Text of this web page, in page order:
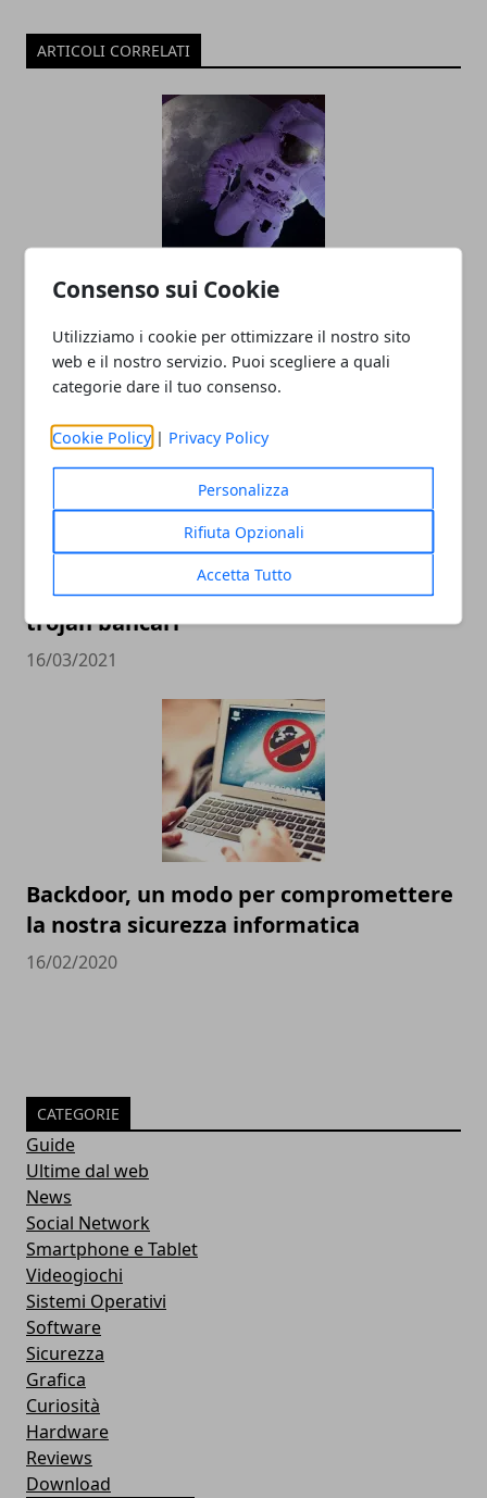
Consenso sui Cookie
Utilizziamo i cookie per ottimizzare il nostro sito
web e il nostro servizio. Puoi scegliere a quali
categorie dare il tuo consenso.
Cookie Policy | Privacy Policy
Personalizza
Rifiuta Opzionali
Accetta Tutto
ARTICOLI CORRELATI
Arriva il primo server sulla Luna, ecco
25/05/2022
Diverse app rimosse da Play Store per
trojan bancari
16/03/2021
Backdoor, un modo per compromettere
la nostra sicurezza informatica
16/02/2020
CATEGORIE
Guide
Ultime dal web
News
Social Network
Smartphone e Tablet
Videogiochi
Sistemi Operativi
Software
Sicurezza
Grafica
Curiosità
Hardware
Reviews
Download